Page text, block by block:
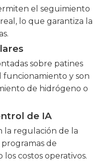
el seguimiento
lo que garantiza la
sobre patines
funcionamiento y son
de hidrógeno o
de IA
la regulación de la
de
costos operativos.